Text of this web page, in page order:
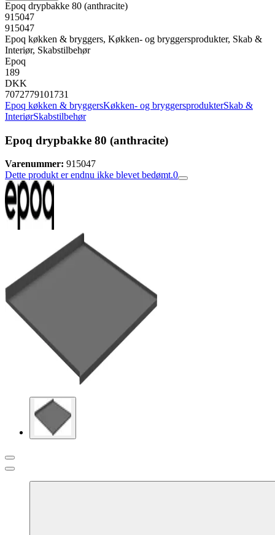
Epoq drypbakke 80 (anthracite)
915047
915047
Epoq køkken & bryggers, Køkken- og bryggersprodukter, Skab &
Interiør, Skabstilbehør
Epoq
189
DKK
7072779101731
Epoq køkken & bryggersKøkken- og bryggersprodukterSkab &
InteriørSkabstilbehør
Epoq drypbakke 80 (anthracite)
Varenummer: 915047
Dette produkt er endnu ikke blevet bedømt.0